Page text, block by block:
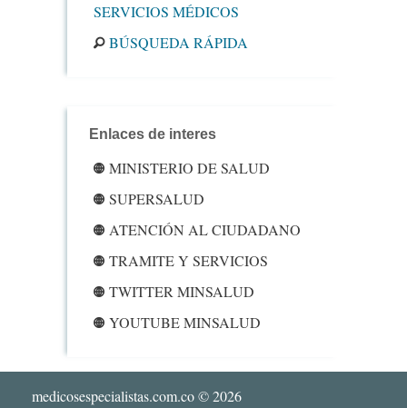
SERVICIOS MÉDICOS
BÚSQUEDA RÁPIDA
Enlaces de interes
MINISTERIO DE SALUD
SUPERSALUD
ATENCIÓN AL CIUDADANO
TRAMITE Y SERVICIOS
TWITTER MINSALUD
YOUTUBE MINSALUD
medicosespecialistas.com.co© 2026